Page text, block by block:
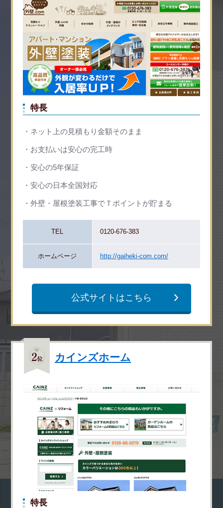
特長
ネット上の見積もり金額そのまま
お支払いは安心の完工時
安心の5年保証
安心の日本全国対応
外壁・屋根塗装工事でＴポイントが貯まる
TEL 0120-676-383
ホームページ http://gaiheki-com.com/
公式サイトはこちら
カインズホーム
特長